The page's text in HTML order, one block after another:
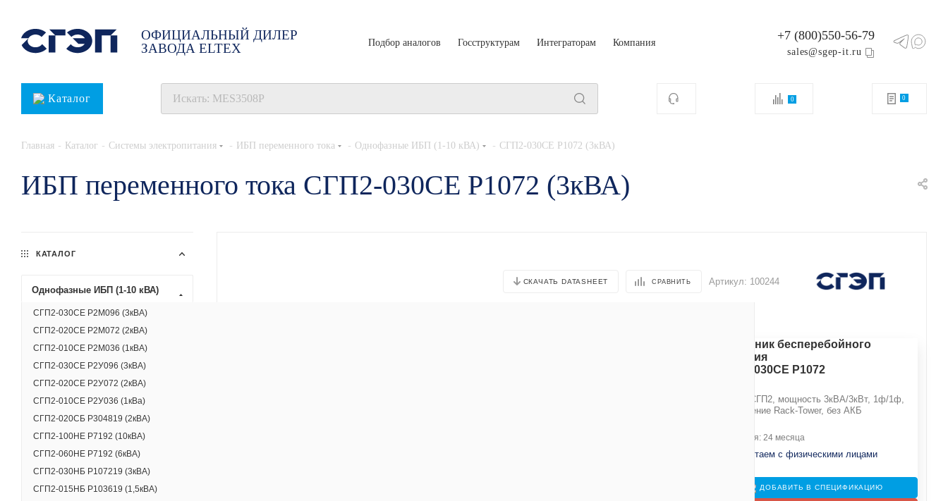
ОФИЦИАЛЬНЫЙ ДИЛЕР
ЗАВОДА ELTEX
Подбор аналогов Госструктурам Интеграторам Компания +7 (800)550-56-79
sales@sgep-it.ru
Каталог 0 0
Главная - Каталог - Системы электропитания - ИБП переменного тока - Однофазные ИБП (1-10 кВА) - СГП2-030СЕ Р1072 (3кВА)
ИБП переменного тока СГП2-030СЕ Р1072 (3кВА)
СКАЧАТЬ DATASHEET СРАВНИТЬ Артикул: 100244
Источник бесперебойного
питания
СГП2-030СЕ Р1072
Серия СГП2, мощность 3кВА/3кВт, 1ф/1ф,
исполнение Rack-Tower, без АКБ
Гарантия: 24 месяца
Не работаем с физическими лицами
ДОБАВИТЬ В СПЕЦИФИКАЦИЮ
КАТАЛОГ
Однофазные ИБП (1-10 кВА)
СГП2-030СЕ Р2М096 (3кВА)
СГП2-020СЕ Р2М072 (2кВА)
СГП2-010СЕ Р2М036 (1кВА)
СГП2-030СЕ Р2У096 (3кВА)
СГП2-020СЕ Р2У072 (2кВА)
СГП2-010СЕ Р2У036 (1кВа)
СГП2-020СБ Р304819 (2кВА)
СГП2-100НЕ Р7192 (10кВА)
СГП2-060НЕ Р7192 (6кВА)
СГП2-030НБ Р107219 (3кВА)
СГП2-015НБ Р103619 (1,5кВА)